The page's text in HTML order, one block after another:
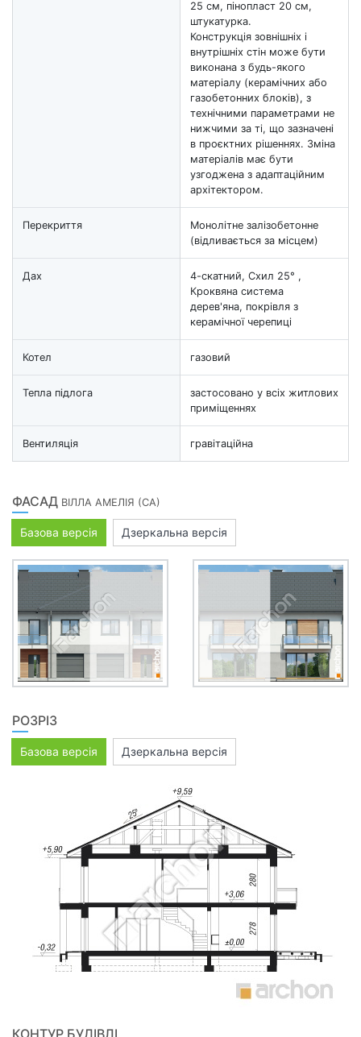
25 см, пінопласт 20 см,
штукатурка.
Конструкція зовнішніх і
внутрішніх стін може бути
виконана з будь-якого
матеріалу (керамічних або
газобетонних блоків), з
технічними параметрами не
нижчими за ті, що зазначені
в проєктних рішеннях. Зміна
матеріалів має бути
узгоджена з адаптаційним
архітектором.
Перекриття
Монолітне залізобетонне
(відливається за місцем)
Дах
4-скатний, Схил 25° ,
Кроквяна система
дерев'яна, покрівля з
керамічної черепиці
Котел газовий
Тепла підлога
застосовано у всіх житлових
приміщеннях
Вентиляція гравітаційна
ФАСАД ВІЛЛА АМЕЛІЯ (СА)
Базова версія Дзеркальна версія
РОЗРІЗ
Базова версія Дзеркальна версія